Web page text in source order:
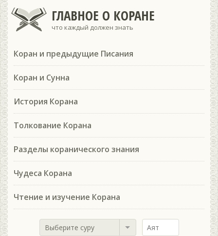
ГЛАВНОЕ О КОРАНЕ
что каждый должен знать
Коран и предыдущие Писания
Коран и Сунна
История Корана
Толкование Корана
Разделы коранического знания
Чудеса Корана
Чтение и изучение Корана
Выберите суру